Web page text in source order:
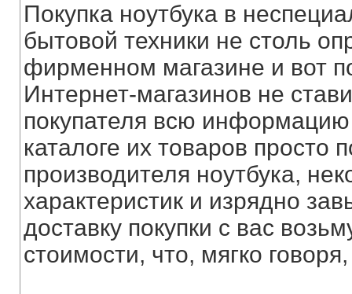
Покупка ноутбука в
бытовой техники не столь
фирменном магазине и вот
Интернет-магазинов не
покупателя всю
каталоге их товаров
производителя ноутбука,
характеристик и изрядно
доставку покупки с вас
стоимости, что, мягко